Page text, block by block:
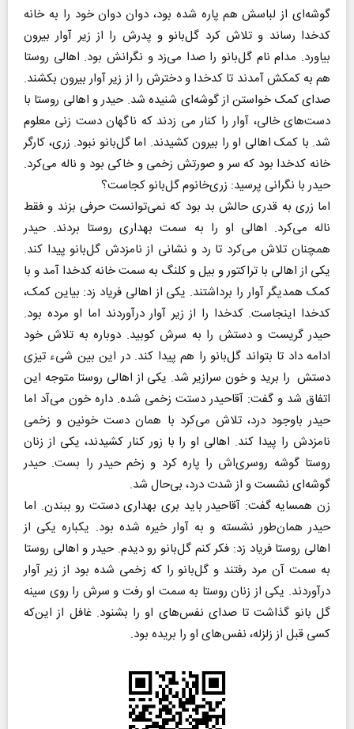
گوشه‌ای از لباسش هم پاره شده بود، دوان دوان خود را به خانه
کدخدا رساند و تلاش ‌کرد گل‌بانو و پدرش را از زیر آوار بیرون
بیاورد. مدام نام گل‌بانو را صدا می‌زد و نگرانش بود. اهالی روستا
هم به کمکش آمدند تا کدخدا و دخترش را از زیر آوار بیرون بکشند.
صدای کمک خواستن از گوشه‌ای شنیده شد. حیدر و اهالی روستا با
دست‌های خالی، آوار را کنار می زدند که ناگهان دست زنی معلوم
شد. با کمک اهالی او را بیرون کشیدند. اما گل‌بانو نبود. زری، کارگر
خانه کدخدا بود که سر و صورتش زخمی و خاکی بود و ناله می‌کرد.
حیدر با نگرانی پرسید: زری‌خانوم گل‌بانو کجاست؟
اما زری به قدری حالش بد بود که نمی‌توانست حرفی بزند و فقط
ناله می‌کرد. اهالی او را به سمت بهداری روستا بردند. حیدر
همچنان تلاش می‌کرد تا رد و نشانی از نامزدش گل‌بانو پیدا کند.
یکی از اهالی با تراکتور و بیل و کلنگ به سمت خانه کدخدا آمد و با
کمک همدیگر آوار را برداشتند. یکی از اهالی فریاد زد: بیاین کمک،
کدخدا اینجاست. کدخدا را از زیر آوار درآوردند اما او مرده بود.
حیدر گریست و دستش را به سرش کوبید. دوباره به تلاش خود
ادامه داد تا بتواند گل‌بانو را هم پیدا کند. در این بین شیء تیزی
دستش را برید و خون سرازیر شد. یکی از اهالی روستا متوجه این
اتفاق شد و گفت: آقاحیدر دستت زخمی شده. داره خون می‌آد اما
حیدر باوجود درد، تلاش می‌کرد با همان دست خونین و زخمی
نامزدش را پیدا کند. اهالی او را با زور کنار کشیدند، یکی از زنان
روستا گوشه روسری‌اش را پاره کرد و زخم حیدر را بست. حیدر
گوشه‌ای نشست و از شدت درد، بی‌حال شد.
زن همسایه گفت: آقاحیدر باید بری بهداری دستت رو ببندن. اما
حیدر همان‌طور نشسته و به آوار خیره شده بود. یکباره یکی از
اهالی روستا فریاد زد: فکر کنم گل‌بانو رو دیدم. حیدر و اهالی روستا
به سمت آن مرد رفتند و گل‌بانو را که زخمی شده بود از زیر آوار
درآوردند. یکی از زنان روستا به سمت او رفت و سرش را روی سینه
گل بانو گذاشت تا صدای نفس‌های او را بشنود. غافل از این‌که
کسی قبل از زلزله، نفس‌های او را بریده بود.